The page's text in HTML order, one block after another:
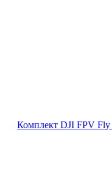
Комплект DJI FPV